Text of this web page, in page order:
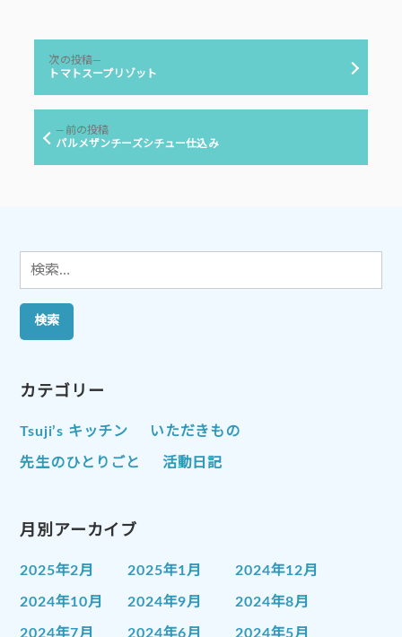
リ
ナ
ー
前の投稿前
の
パルメザンチーズシチュー仕込み
次の投稿
の
トマトスープリゾット
検
索:
カテゴリー
Tsuji’s キッチン いただきもの
先生のひとりごと 活動日記
月別アーカイブ
2025年2月 2025年1月 2024年12月
2024年10月 2024年9月 2024年8月
2024年7月 2024年6月 2024年5月